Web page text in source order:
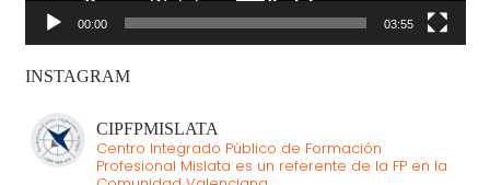
00:00 03:55
INSTAGRAM
CIPFPMISLATA
Centro Integrado Público de Formación
Profesional Mislata es un referente de la FP en la